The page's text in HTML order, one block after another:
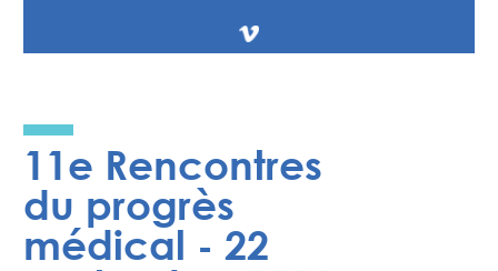
Thème
vidéo :
11e Rencontres
du progrès
médical - 22